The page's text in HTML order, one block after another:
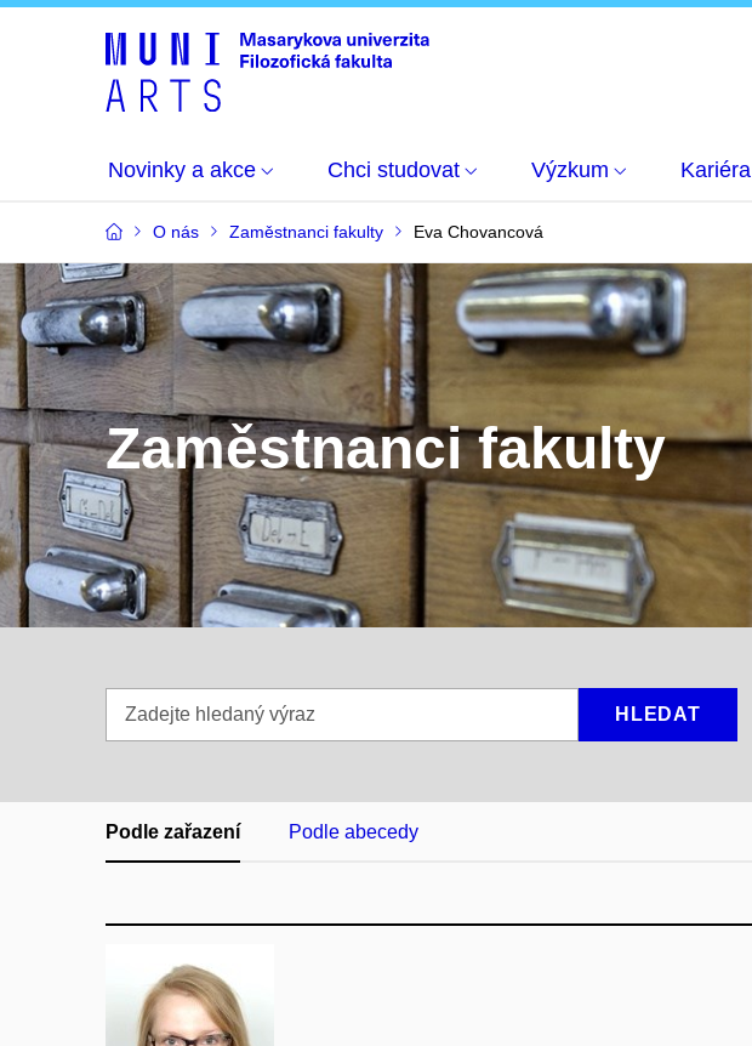
Novinky a akce Chci studovat Výzkum Kariéra
O nás Zaměstnanci fakulty Eva Chovancová
Zaměstnanci fakulty
hledaný
HLEDAT
Podle zařazení Podle abecedy